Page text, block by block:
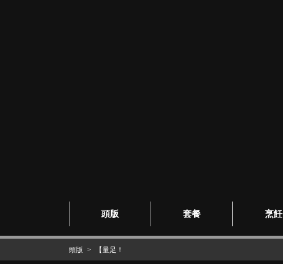
頭版 套餐 烹飪
頭版 【量足！